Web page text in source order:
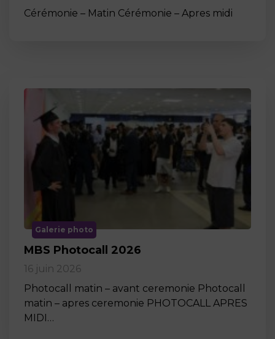
Cérémonie – Matin Cérémonie – Apres midi
Galerie photo
MBS Photocall 2026
16 juin 2026
Photocall matin – avant ceremonie Photocall
matin – apres ceremonie PHOTOCALL APRES
MIDI…